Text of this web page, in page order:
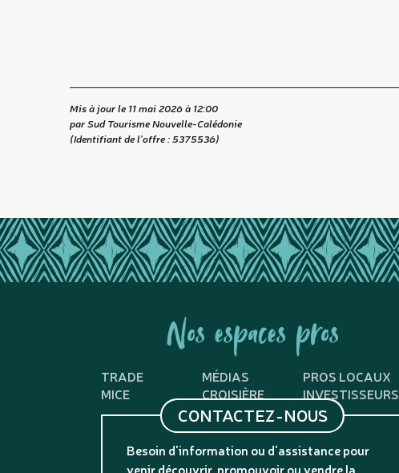
Mis à jour le 11 mai 2026 à 12:00
par Sud Tourisme Nouvelle-Calédonie
(Identifiant de l'offre :5375536)
Nos espaces pros
TRADE MÉDIAS
PROS LOCAUX
MICE
CROISIÈRE INVESTISSEURS
CONTACTEZ-NOUS
Besoin d'information ou d'assistance pour
venir découvrir, promouvoir ou vendre la